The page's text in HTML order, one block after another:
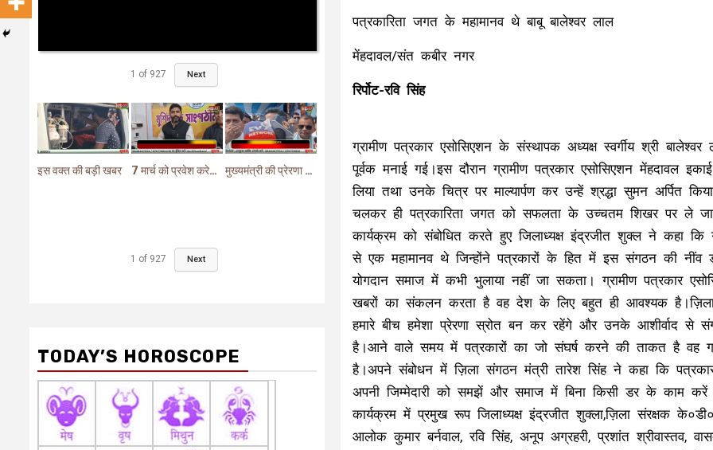
पत्रकारिता जगत के महामानव थे बाबू बालेश्वर लाल
मेंहदावल/संत कबीर नगर
रिर्पोट-रवि सिंह
ग्रामीण पत्रकार एसोसिएशन के संस्थापक अध्यक्ष स्वर्गीय श्री
पूर्वक मनाई गई।इस दौरान ग्रामीण पत्रकार एसोसिएशन मेंहदावल
लिया तथा उनके चित्र पर माल्यार्पण कर उन्हें श्रद्धा सुमन अर्पित
चलकर ही पत्रकारिता जगत को सफलता के उच्चतम शिखर पर ले
कार्यक्रम को संबोधित करते हुए जिलाध्यक्ष इंद्रजीत शुक्ल ने कहा कि
से एक महामानव थे जिन्होंने पत्रकारों के हित में इस संगठन की नींव
योगदान समाज में कभी भुलाया नहीं जा सकता। ग्रामीण पत्रकार
खबरों का संकलन करता है वह देश के लिए बहुत ही आवश्यक है।ज़िला
हमारे बीच हमेशा प्रेरणा स्रोत बन कर रहेंगे और उनके आशीर्वाद से
है।आने वाले समय में पत्रकारों का जो संघर्ष करने की ताकत है वह
है।अपने संबोधन में ज़िला संगठन मंत्री तारेश सिंह ने कहा कि
अपनी जिम्मेदारी को समझें और समाज में बिना किसी डर के काम करें
कार्यक्रम में प्रमुख रूप जिलाध्यक्ष इंद्रजीत शुक्ला,ज़िला संरक्षक
आलोक कुमार बर्नवाल, रवि सिंह, अनूप अग्रहरी, प्रशांत श्रीवास्तव,
1 of 927 Next
इस वक्त की बड़ी खबर 7 मार्च को प्रवेश करेगा मुर्शिदाबाद में बीजेपी का परिवर्तन यात्रा रथ मुख्यमंत्री की प्रेरणा से दो महत्वपूर्ण योजनाओं का हुआ शिलान्यास
1 of 927 Next
TODAY’S HOROSCOPE